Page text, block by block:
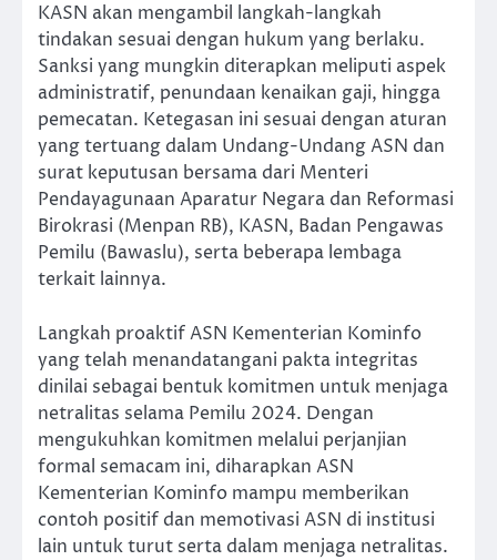
KASN akan mengambil langkah-langkah
tindakan sesuai dengan hukum yang berlaku.
Sanksi yang mungkin diterapkan meliputi aspek
administratif, penundaan kenaikan gaji, hingga
pemecatan. Ketegasan ini sesuai dengan aturan
yang tertuang dalam Undang-Undang ASN dan
surat keputusan bersama dari Menteri
Pendayagunaan Aparatur Negara dan Reformasi
Birokrasi (Menpan RB), KASN, Badan Pengawas
Pemilu (Bawaslu), serta beberapa lembaga
terkait lainnya.
Langkah proaktif ASN Kementerian Kominfo
yang telah menandatangani pakta integritas
dinilai sebagai bentuk komitmen untuk menjaga
netralitas selama Pemilu 2024. Dengan
mengukuhkan komitmen melalui perjanjian
formal semacam ini, diharapkan ASN
Kementerian Kominfo mampu memberikan
contoh positif dan memotivasi ASN di institusi
lain untuk turut serta dalam menjaga netralitas.